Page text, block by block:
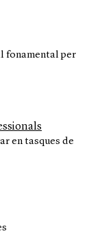
fonamental per
en tasques de